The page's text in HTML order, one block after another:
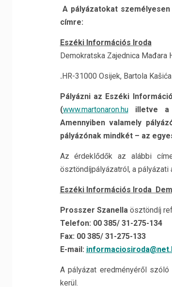
A pályázatokat
címre:
Eszéki Információs Iroda
Demokratska Zajednica Mađara
.HR-31000 Osijek, Bartola
Pályázni az Eszéki
(www.martonaron.huilletve a
Amennyiben valamely
pályázónak mindkét – az
Az érdeklődők az alábbi
ösztöndíjpályázatról, a pályázati
Eszéki Információs Iroda
Prosszer Szanellaösztöndíj
Telefon: 00 385/ 31-275-134
Fax: 00 385/ 31-275-133
E-mail:
A pályázat eredményéről
kerül.